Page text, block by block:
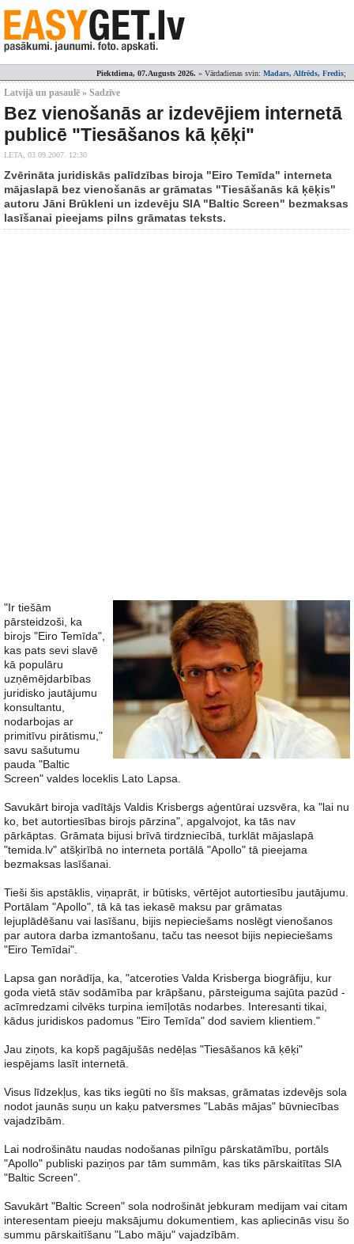
Piektdiena, 07.Augusts 2026. » Vārdadienas svin: Madars, Alfrēds, Fredis;
Latvijā un pasaulē » Sadzīve
Bez vienošanās ar izdevējiem internetā
publicē "Tiesāšanos kā ķēķi"
LETA, 03.09.2007. 12:30
Zvērināta juridiskās palīdzības biroja "Eiro Temīda" interneta
mājaslapā bez vienošanās ar grāmatas "Tiesāšanās kā ķēķis"
autoru Jāni Brūkleni un izdevēju SIA "Baltic Screen" bezmaksas
lasīšanai pieejams pilns grāmatas teksts.
"Ir tiešām
pārsteidzoši, ka
birojs "Eiro Temīda",
kas pats sevi slavē
kā populāru
uzņēmējdarbības
juridisko jautājumu
konsultantu,
nodarbojas ar
primitīvu pirātismu,"
savu sašutumu
pauda "Baltic
Screen" valdes loceklis Lato Lapsa.
Savukārt biroja vadītājs Valdis Krisbergs aģentūrai uzsvēra, ka "lai nu
ko, bet autortiesības birojs pārzina", apgalvojot, ka tās nav
pārkāptas. Grāmata bijusi brīvā tirdzniecībā, turklāt mājaslapā
"temida.lv" atšķirībā no interneta portālā "Apollo" tā pieejama
bezmaksas lasīšanai.
Tieši šis apstāklis, viņaprāt, ir būtisks, vērtējot autortiesību jautājumu.
Portālam "Apollo", tā kā tas iekasē maksu par grāmatas
lejuplādēšanu vai lasīšanu, bijis nepieciešams noslēgt vienošanos
par autora darba izmantošanu, taču tas neesot bijis nepieciešams
"Eiro Temīdai".
Lapsa gan norādīja, ka, "atceroties Valda Krisberga biogrāfiju, kur
goda vietā stāv sodāmība par krāpšanu, pārsteiguma sajūta pazūd -
acīmredzami cilvēks turpina iemīļotās nodarbes. Interesanti tikai,
kādus juridiskos padomus "Eiro Temīda" dod saviem klientiem."
Jau ziņots, ka kopš pagājušās nedēļas "Tiesāšanos kā ķēķi"
iespējams lasīt internetā.
Visus līdzekļus, kas tiks iegūti no šīs maksas, grāmatas izdevējs sola
nodot jaunās suņu un kaķu patversmes "Labās mājas" būvniecības
vajadzībām.
Lai nodrošinātu naudas nodošanas pilnīgu pārskatāmību, portāls
"Apollo" publiski paziņos par tām summām, kas tiks pārskaitītas SIA
"Baltic Screen".
Savukārt "Baltic Screen" sola nodrošināt jebkuram medijam vai citam
interesentam pieeju maksājumu dokumentiem, kas apliecinās visu šo
summu pārskaitīšanu "Labo māju" vajadzībām.